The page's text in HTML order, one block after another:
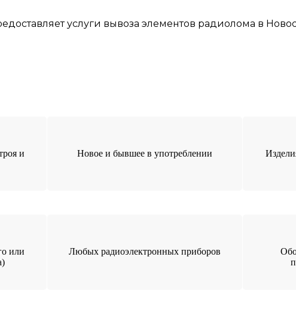
услуги вывоза элементов радиолома в
и
Новое и бывшее в употреблении
или
Любых радиоэлектронных приборов